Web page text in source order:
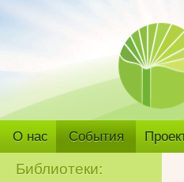
О нас События
Библиотеки: